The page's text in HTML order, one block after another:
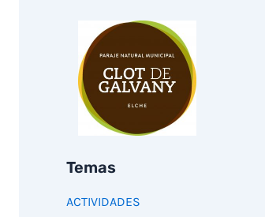
Temas
ACTIVIDADES